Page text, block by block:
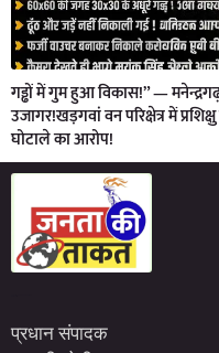
गड्ढों में गुम हुआ विकास!” —
उजागर!खड़गवां वन परिक्षेत्र में
घोटाले का आरोप!
प्रधान संपादक